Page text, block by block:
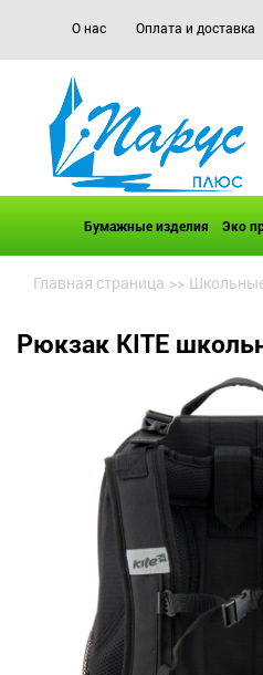
О нас Оплата и доставка
Бумажные изделия Эко
Главная страница >>
Рюкзак KITE